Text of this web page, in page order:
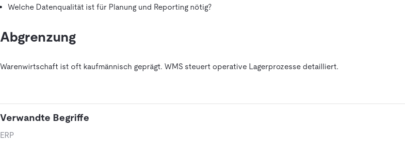
Welche Datenqualität ist für Planung und Reporting nötig?
Abgrenzung
Warenwirtschaft ist oft kaufmännisch geprägt. WMS steuert operative Lagerprozesse detailliert.
Verwandte Begriffe
ERP